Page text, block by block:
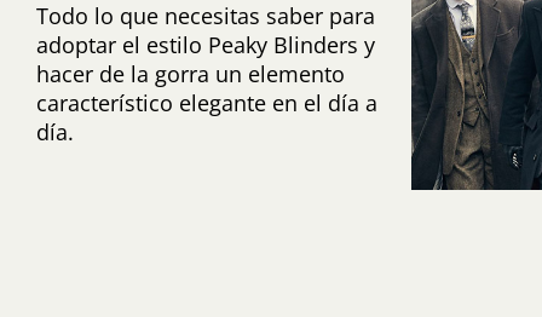
Todo lo que necesitas saber para
adoptar el estilo Peaky Blinders y
hacer de la gorra un elemento
característico elegante en el día a
día.